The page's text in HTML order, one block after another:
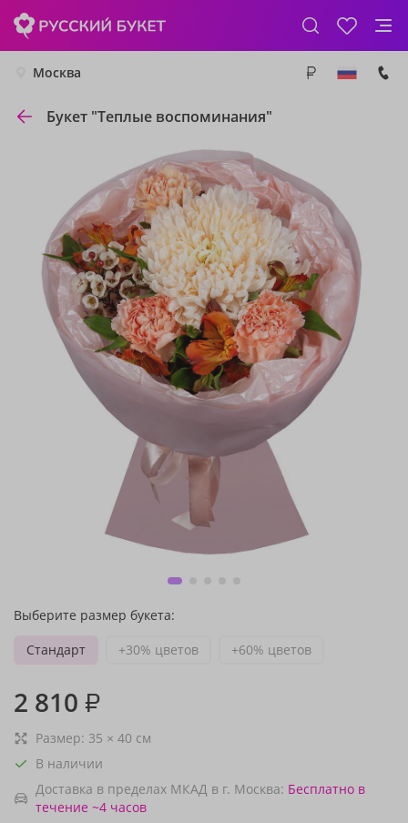
Москва
Букет "Теплые воспоминания"
Выберите размер букета:
Стандарт
+30% цветов +60% цветов
2 810 ₽
Размер: 35 × 40 см
В наличии
Доставка в пределах МКАД в г. Москва: Бесплатно в
течение ~4 часов